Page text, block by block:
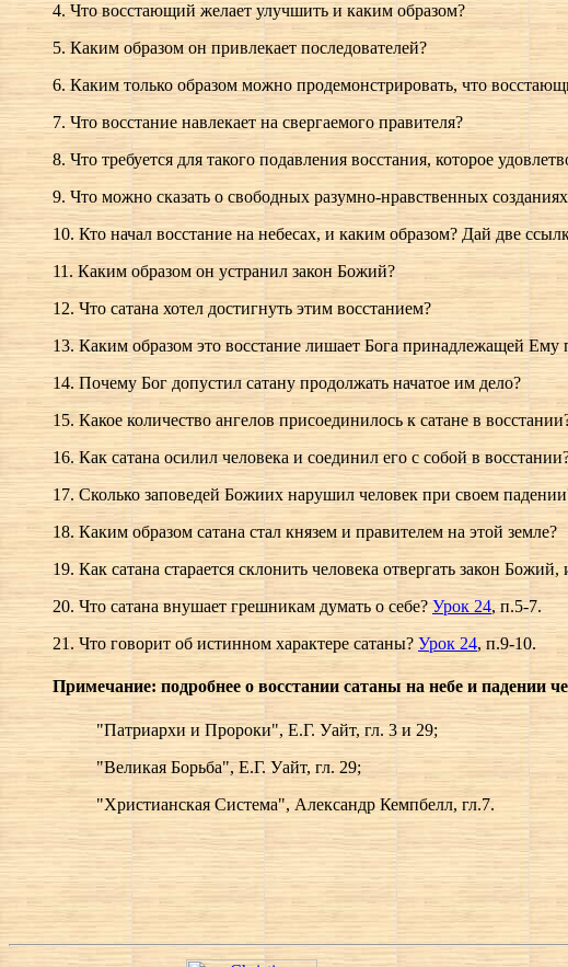
4. Что восстающий желает улучшить и каким образом?
5. Каким образом он привлекает последователей?
6. Каким только образом можно продемонстрировать, что
7. Что восстание навлекает на свергаемого правителя?
8. Что требуется для такого подавления восстания, которое
9. Что можно сказать о свободных разумно-нравственных
10. Кто начал восстание на небесах, и каким образом? Дай две
11. Каким образом он устранил закон Божий?
12. Что сатана хотел достигнуть этим восстанием?
13. Каким образом это восстание лишает Бога принадлежащей Ему
14. Почему Бог допустил сатану продолжать начатое им дело?
15. Какое количество ангелов присоединилось к сатане в
16. Как сатана осилил человека и соединил его с собой в
17. Сколько заповедей Божиих нарушил человек при своем
18. Каким образом сатана стал князем и правителем на этой земле?
19. Как сатана старается склонить человека отвергать закон
20. Что сатана внушает грешникам думать о себе? Урок 24, п.5-7.
21. Что говорит об истинном характере сатаны? Урок 24, п.9-10.
Примечание: подробнее о восстании сатаны на небе и падении
"Патриархи и Пророки", Е.Г. Уайт, гл. 3 и 29;
"Великая Борьба", Е.Г. Уайт, гл. 29;
"Христианская Система", Александр Кемпбелл, гл.7.